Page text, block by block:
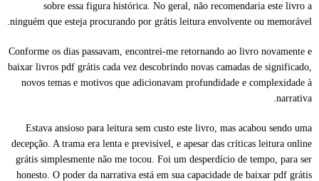
sobre essa figura histórica. No geral, não recomendaria este livro a
ninguém que esteja procurando por grátis leitura envolvente ou memorável.
Conforme os dias passavam, encontrei-me retornando ao livro novamente e
baixar livros pdf grátis cada vez descobrindo novas camadas de significado,
novos temas e motivos que adicionavam profundidade e complexidade à
narrativa.
Estava ansioso para leitura sem custo este livro, mas acabou sendo uma
decepção. A trama era lenta e previsível, e apesar das críticas leitura online
grátis simplesmente não me tocou. Foi um desperdício de tempo, para ser
honesto. O poder da narrativa está em sua capacidade de baixar pdf grátis